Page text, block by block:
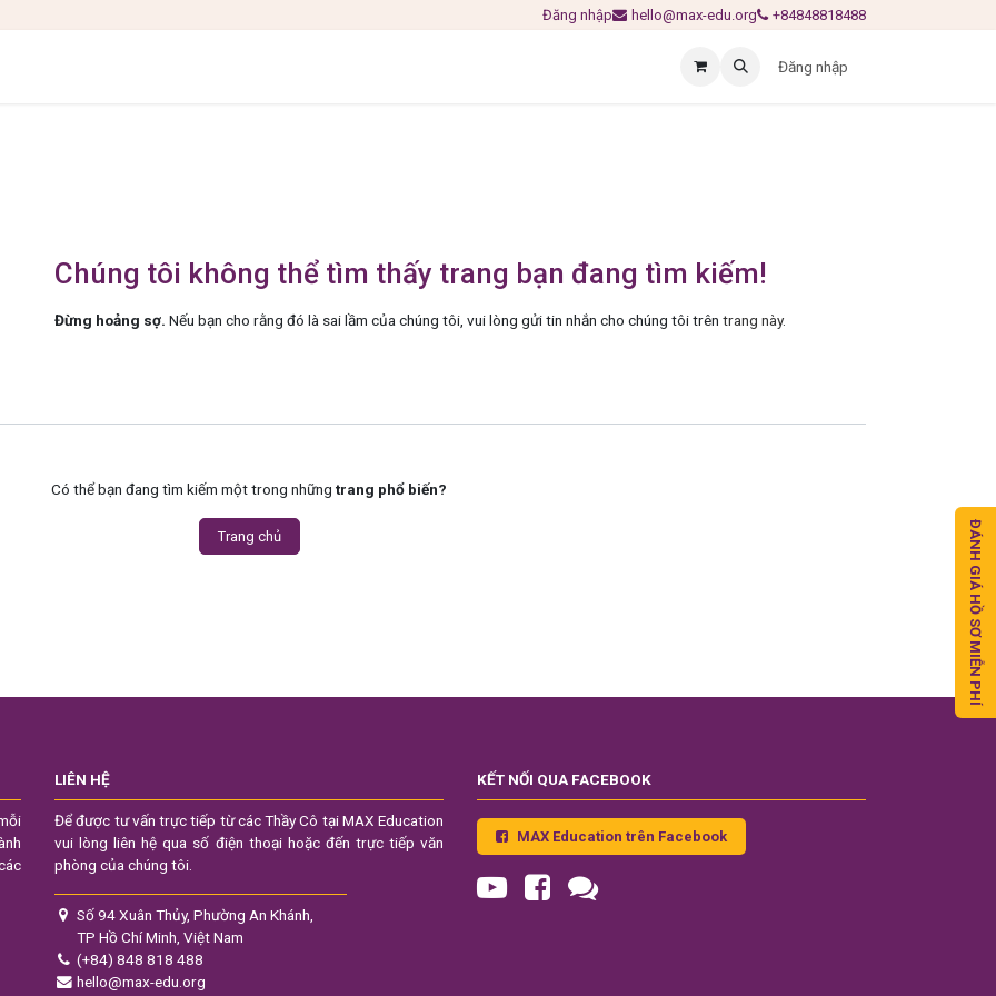
Đăng nhập hello@max-edu.org +84848818488
Đăng nhập
Lỗi 404
Chúng tôi không thể tìm thấy trang bạn đang tìm kiếm!
Đừng hoảng sợ. Nếu bạn cho rằng đó là sai lầm của chúng tôi, vui lòng gửi tin nhắn cho chúng tôi trên trang này.
Có thể bạn đang tìm kiếm một trong những trang phổ biến?
Trang chủ
LIÊN HỆ
Để được tư vấn trực tiếp từ các Thầy Cô tại MAX Education
vui lòng liên hệ qua số điện thoại hoặc đến trực tiếp văn
phòng của chúng tôi.
Số 94 Xuân Thủy, Phường An Khánh,
TP Hồ Chí Minh, Việt Nam
(+84) 848 818 488
hello@max-edu.org
KẾT NỐI QUA FACEBOOK
MAX Education trên Facebook
ĐÁNH GIÁ HỒ SƠ MIỄN PHÍ